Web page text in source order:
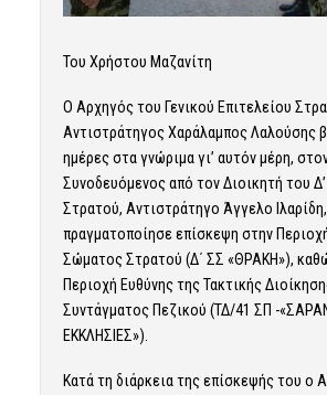
Του Χρήστου Μαζανίτη
Ο Αρχηγός του Γενικού Επιτελείου
Αντιστράτηγος Χαράλαμπος Λαλούσης
ημέρες στα γνώριμα γι’ αυτόν μέρη,
Συνοδευόμενος από τον Διοικητή του
Στρατού, Αντιστράτηγο Άγγελο
πραγματοποίησε επίσκεψη στην
Σώματος Στρατού (Δ΄ ΣΣ «ΘΡΑΚΗ»),
Περιοχή Ευθύνης της Τακτικής
Συντάγματος Πεζικού (ΤΔ/41 ΣΠ -
ΕΚΚΛΗΣΙΕΣ»).
Κατά τη διάρκεια της επίσκεψής του ο